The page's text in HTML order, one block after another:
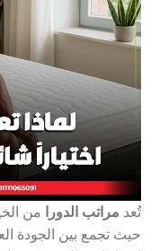
تُعد مراتب الدورا
من
حيث تجمع بين الجودة